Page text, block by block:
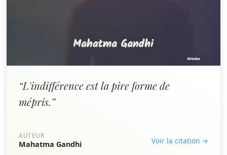
“L'indifférence est la pire forme de
mépris.”
AUTEUR
Mahatma Gandhi Voir la citation →